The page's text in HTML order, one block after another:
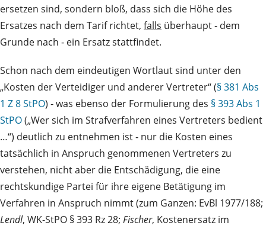
ersetzen sind, sondern bloß, dass sich die Höhe des
Ersatzes nach dem Tarif richtet, falls überhaupt ‑ dem
Grunde nach ‑ ein Ersatz stattfindet.
Schon nach dem eindeutigen Wortlaut sind unter den
„Kosten der Verteidiger und anderer Vertreter“ (§ 381 Abs
1 Z 8 StPO) ‑ was ebenso der Formulierung des § 393 Abs 1
StPO(„Wer sich im Strafverfahren eines Vertreters bedient
…“) deutlich zu entnehmen ist ‑ nur die Kosten eines
tatsächlich in Anspruch genommenen Vertreters zu
verstehen, nicht aber die Entschädigung, die eine
rechtskundige Partei für ihre eigene Betätigung im
Verfahren in Anspruch nimmt (zum Ganzen: EvBl 1977/188;
Lendl, WK-StPO § 393 Rz 28; Fischer, Kostenersatz im